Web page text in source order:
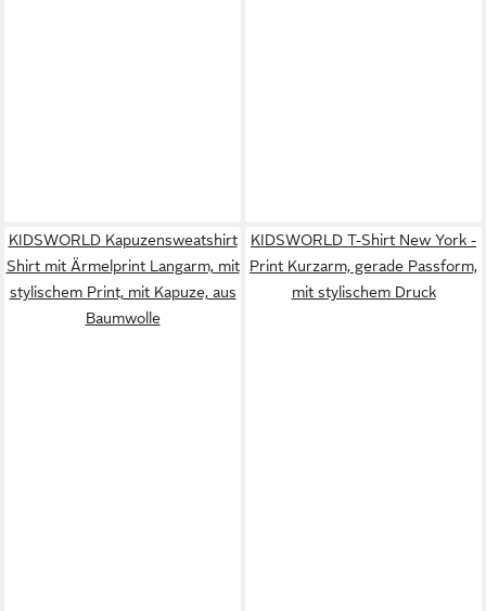
KIDSWORLD Kapuzensweatshirt
Shirt mit Ärmelprint Langarm, mit
stylischem Print, mit Kapuze, aus
Baumwolle
KIDSWORLD T-Shirt New York -
Print Kurzarm, gerade Passform,
mit stylischem Druck